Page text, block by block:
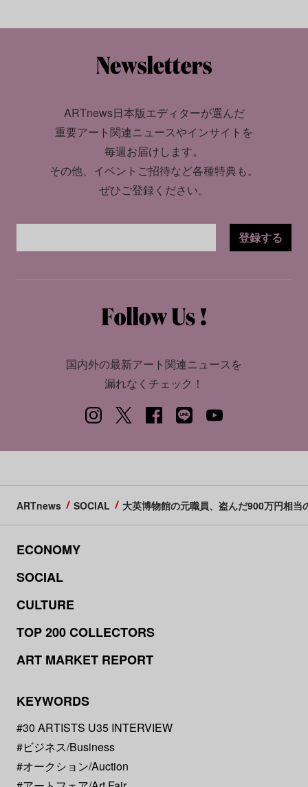
ARTnews日本版エディターが選んだ
重要アート関連ニュースやインサイトを
毎週お届けします。
その他、イベントご招待など各種特典も。
ぜひご登録ください。
登録する
国内外の最新アート関連ニュースを
漏れなくチェック！
ARTnews SOCIAL 大英博物館の元職員、盗んだ900万円相
ECONOMY
SOCIAL
CULTURE
TOP 200 COLLECTORS
ART MARKET REPORT
KEYWORDS
#30 ARTISTS U35 INTERVIEW
#ビジネス/Business
#オークション/Auction